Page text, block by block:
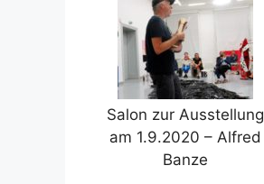
Salon zur Ausstellung
am 1.9.2020 – Alfred
Banze